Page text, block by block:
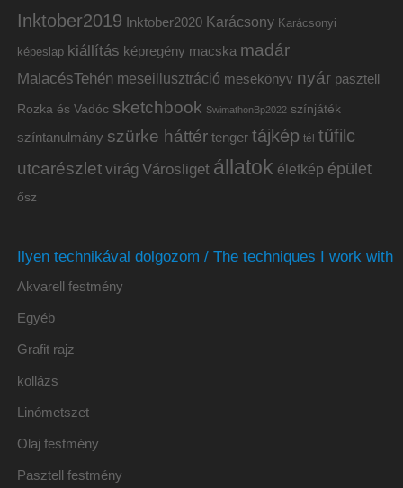
Inktober2019 Inktober2020 Karácsony Karácsonyi
képeslap kiállítás képregény macska madár
MalacésTehén meseillusztráció mesekönyv nyár pasztell
Rozka és Vadóc sketchbook SwimathonBp2022 színjáték
színtanulmány szürke háttér tenger tájkép tél tűfilc
utcarészlet virág Városliget állatok életkép épület
ősz
Ilyen technikával dolgozom / The techniques I work with
Akvarell festmény
Egyéb
Grafit rajz
kollázs
Linómetszet
Olaj festmény
Pasztell festmény